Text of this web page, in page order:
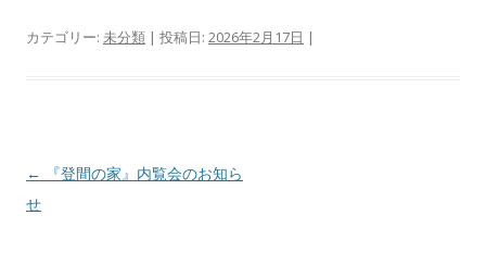
カテゴリー: 未分類 | 投稿日: 2026年2月17日 |
投稿ナビゲーション
←
『登間の家』内覧会のお知ら
せ